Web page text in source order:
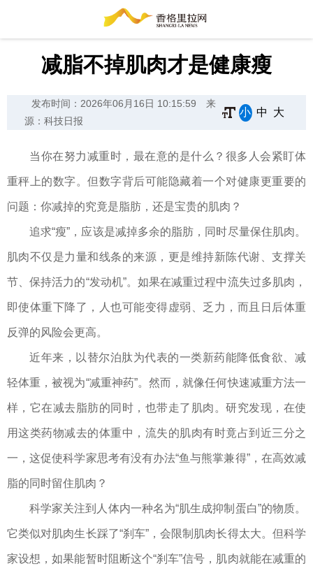
减脂不掉肌肉才是健康瘦
发布时间：2026年06月16日 10:15:59
来
源：科技日报
小 中 大
当你在努力减重时，最在意的是什么？很多人会紧盯体
重秤上的数字。但数字背后可能隐藏着一个对健康更重要的
问题：你减掉的究竟是脂肪，还是宝贵的肌肉？
追求“瘦”，应该是减掉多余的脂肪，同时尽量保住肌肉。
肌肉不仅是力量和线条的来源，更是维持新陈代谢、支撑关
节、保持活力的“发动机”。如果在减重过程中流失过多肌肉，
即使体重下降了，人也可能变得虚弱、乏力，而且日后体重
反弹的风险会更高。
近年来，以替尔泊肽为代表的一类新药能降低食欲、减
轻体重，被视为“减重神药”。然而，就像任何快速减重方法一
样，它在减去脂肪的同时，也带走了肌肉。研究发现，在使
用这类药物减去的体重中，流失的肌肉有时竟占到近三分之
一，这促使科学家思考有没有办法“鱼与熊掌兼得”，在高效减
脂的同时留住肌肉？
科学家关注到人体内一种名为“肌生成抑制蛋白”的物质。
它类似对肌肉生长踩了“刹车”，会限制肌肉长得太大。但科学
家设想，如果能暂时阻断这个“刹车”信号，肌肉就能在减重的